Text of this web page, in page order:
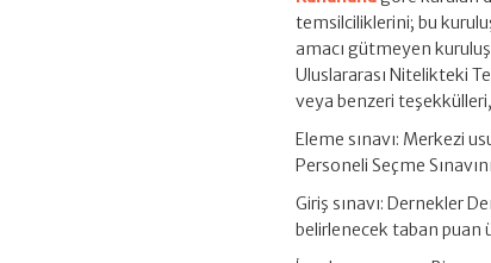
temsilciliklerini; bu
amacı gütmeyen
Uluslararası Nitelikteki
veya benzeri teşekkülleri,
Eleme sınavı: Merkezi
Personeli Seçme
Giriş sınavı: Dernekler
belirlenecek taban puan